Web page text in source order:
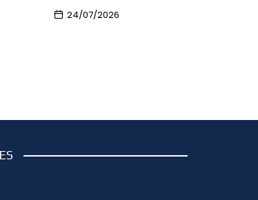
24/07/2026